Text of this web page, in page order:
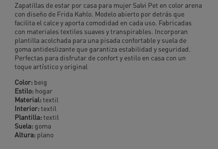
Zapatillas de estar por casa para mujer Salvi Pet en color arena
con diseño de Frida Kahlo. Modelo abierto por detrás que
facilita el calce y aporta comodidad en cada uso. Fabricadas
con materiales textiles suaves y transpirables. Incorporan
plantilla acolchada para una pisada confortable y suela de
goma antideslizante que garantiza estabilidad y seguridad.
Perfectas para disfrutar de confort y estilo en casa con un
toque artístico y original
Color: beig
Estilo: hogar
Material:textil
Interior:textil
Plantilla:textil
Suela: goma
Altura: plano